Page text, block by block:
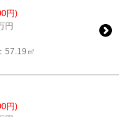
円)
円
57.19㎡
円)